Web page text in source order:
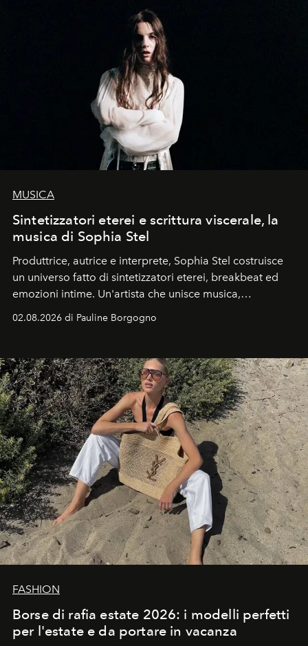
MUSICA
Sintetizzatori eterei e scrittura viscerale, la
musica di Sophia Stel
Produttrice, autrice e interprete, Sophia Stel costruisce
un universo fatto di sintetizzatori eterei, breakbeat ed
emozioni intime. Un'artista che unisce musica,
02.08.2026 di Pauline Borgogno
FASHION
Borse di rafia estate 2026: i modelli perfetti
per l'estate e da portare in vacanza